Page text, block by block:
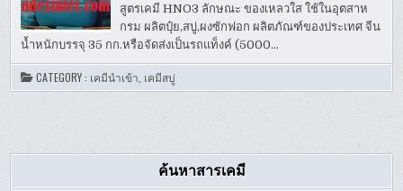
สูตรเคมี HNO3 ลักษณะ ของเหลวใส ใช้ในอุตสาห
กรม ผลิตปุ๋ย,สบู่,ผงซักฟอก ผลิตภัณฑ์ของประเทศ จีน
น้ำหนักบรรจุ 35 กก.หรือจัดส่งเป็นรถแท็งค์ (5000…
CATEGORY : เคมีนำเข้า เคมีสบู่
ค้นหาสารเคมี